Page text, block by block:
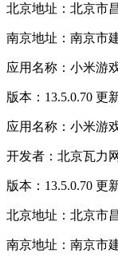
北京地址：北京市
南京地址：南京市
应用名称：小米游
版本：13.5.0.70 更
应用名称：小米游
开发者：北京瓦力
版本：13.5.0.70 更
北京地址：北京市
南京地址：南京市